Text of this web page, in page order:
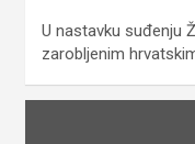
U nastavku suđenju
zarobljenim